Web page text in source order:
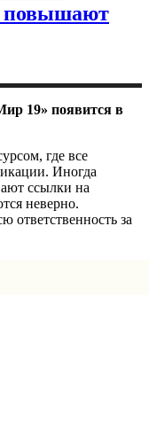
повышают
19» появится в
где все
Иногда
ссылки на
неверно.
ответственность за